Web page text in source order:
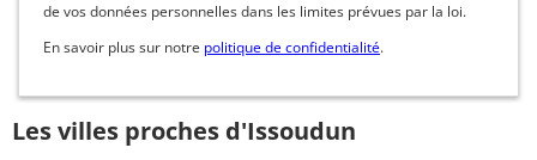
de vos données personnelles dans les limites prévues par la loi.
En savoir plus sur notre politique de confidentialité.
Les villes proches d'Issoudun